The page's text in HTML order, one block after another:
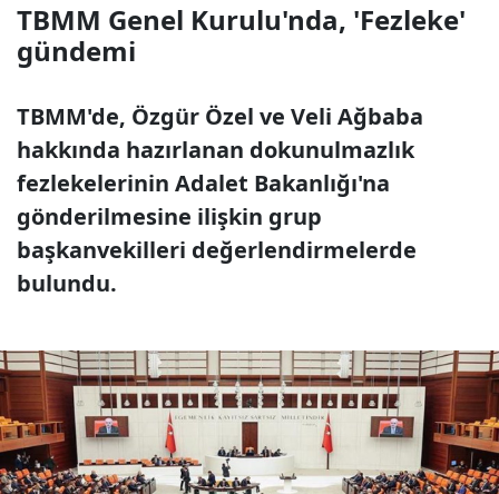
TBMM Genel Kurulu'nda, 'Fezleke'
gündemi
TBMM'de, Özgür Özel ve Veli Ağbaba
hakkında hazırlanan dokunulmazlık
fezlekelerinin Adalet Bakanlığı'na
gönderilmesine ilişkin grup
başkanvekilleri değerlendirmelerde
bulundu.